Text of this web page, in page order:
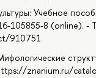
Учебное
105855-8 (online). -
910751
znanium.ru/